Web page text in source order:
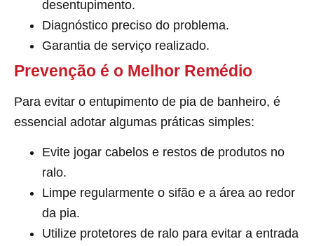
desentupimento.
Diagnóstico preciso do problema.
Garantia de serviço realizado.
Prevenção é o Melhor Remédio
Para evitar o entupimento de pia de banheiro, é
essencial adotar algumas práticas simples:
Evite jogar cabelos e restos de produtos no
ralo.
Limpe regularmente o sifão e a área ao redor
da pia.
Utilize protetores de ralo para evitar a entrada